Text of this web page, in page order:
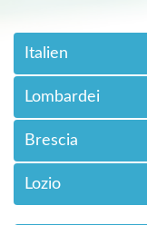
Italien
Lombardei
Brescia
Lozio